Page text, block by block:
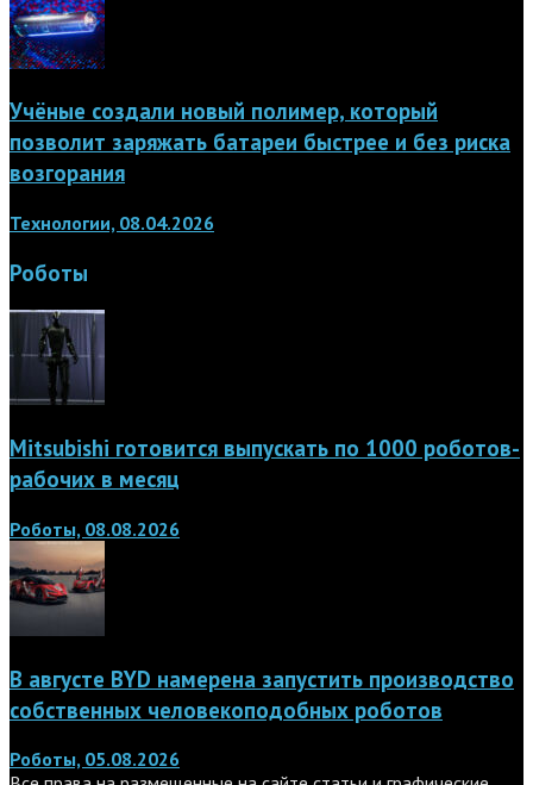
Учёные создали новый полимер, который
позволит заряжать батареи быстрее и без риска
возгорания
Технологии, 08.04.2026
Роботы
Mitsubishi готовится выпускать по 1000 роботов-
рабочих в месяц
Роботы, 08.08.2026
В августе BYD намерена запустить производство
собственных человекоподобных роботов
Роботы, 05.08.2026